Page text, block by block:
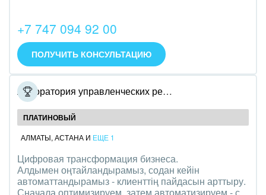
IT, Интернет
Консалтинговые и управленческие услуги
Культурные события, спорт, шоу-бизнес
Логистика
Мебель, лес, деревообработка
Медицина и фармацевтика
+7 747 094 92 00
ПОЛУЧИТЬ КОНСУЛЬТАЦИЮ
Лаборатория управленческих решений
ПЛАТИНОВЫЙ
АЛМАТЫ, АСТАНА И ЕЩЕ 1
Цифровая трансформация бизнеса.
Алдымен оңтайландырамыз, содан кейін
автоматтандырамыз - клиенттің пайдасын арттыру.